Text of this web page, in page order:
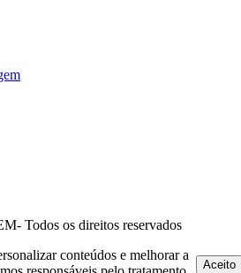
Todos os direitos reservados
conteúdos e melhorar a
Aceito